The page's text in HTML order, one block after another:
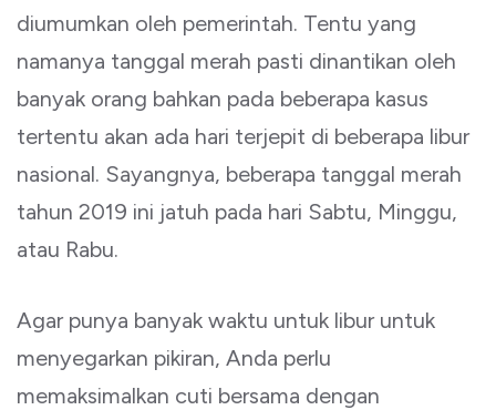
diumumkan oleh pemerintah. Tentu yang
namanya tanggal merah pasti dinantikan oleh
banyak orang bahkan pada beberapa kasus
tertentu akan ada hari terjepit di beberapa libur
nasional. Sayangnya, beberapa tanggal merah
tahun 2019 ini jatuh pada hari Sabtu, Minggu,
atau Rabu.
Agar punya banyak waktu untuk libur untuk
menyegarkan pikiran, Anda perlu
memaksimalkan cuti bersama dengan